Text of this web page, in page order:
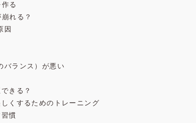
る
れる？
因
バランス）が悪い
きる？
くするためのトレーニング
慣